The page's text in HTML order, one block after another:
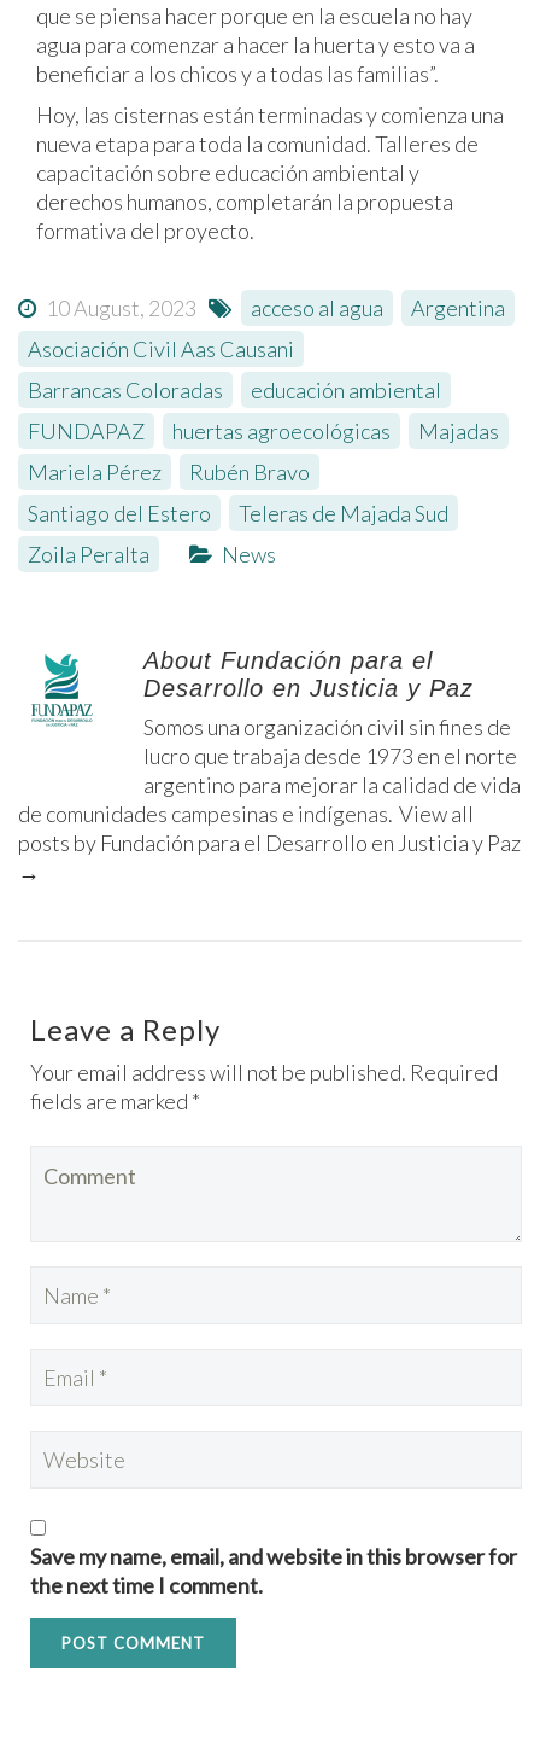
que se piensa hacer porque en la escuela no hay
agua para comenzar a hacer la huerta y esto va a
beneficiar a los chicos y a todas las familias”.
Hoy, las cisternas están terminadas y comienza una
nueva etapa para toda la comunidad. Talleres de
capacitación sobre educación ambiental y
derechos humanos, completarán la propuesta
formativa del proyecto.
10 August, 2023 acceso al agua Argentina
Asociación Civil Aas Causani
Barrancas Coloradas
educación ambiental
FUNDAPAZ
huertas agroecológicas Majadas
Mariela Pérez
Rubén Bravo
Santiago del Estero
Teleras de Majada Sud
Zoila Peralta
News
About Fundación para el
Desarrollo en Justicia y Paz
Somos una organización civil sin fines de
lucro que trabaja desde 1973 en el norte
argentino para mejorar la calidad de vida
de comunidades campesinas e indígenas. View all
posts by Fundación para el Desarrollo en Justicia y Paz
→
Leave a Reply
Your email address will not be published. Required
fields are marked *
Save my name, email, and website in this browser for
the next time I comment.